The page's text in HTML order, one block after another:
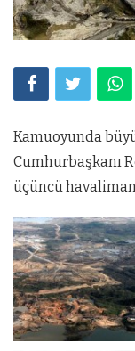
Kamuoyunda
Cumhurbaşkanı
üçüncü